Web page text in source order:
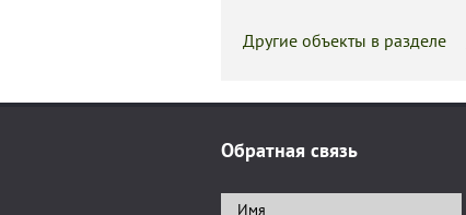
Другие объекты в разделе
Обратная связь